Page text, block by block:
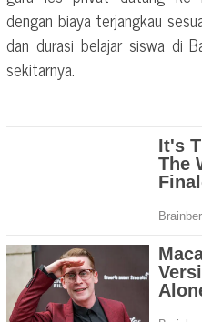
dengan biaya terjangkau
dan durasi belajar siswa di
sekitarnya.